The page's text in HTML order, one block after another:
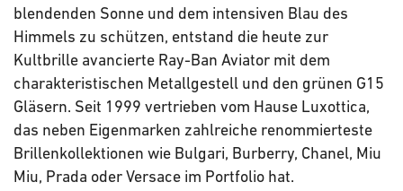
blendenden Sonne und dem intensiven Blau des
Himmels zu schützen, entstand die heute zur
Kultbrille avancierte Ray-Ban Aviator mit dem
charakteristischen Metallgestell und den grünen G15
Gläsern. Seit 1999 vertrieben vom Hause Luxottica,
das neben Eigenmarken zahlreiche renommierteste
Brillenkollektionen wie Bulgari, Burberry, Chanel, Miu
Miu, Prada oder Versace im Portfolio hat.